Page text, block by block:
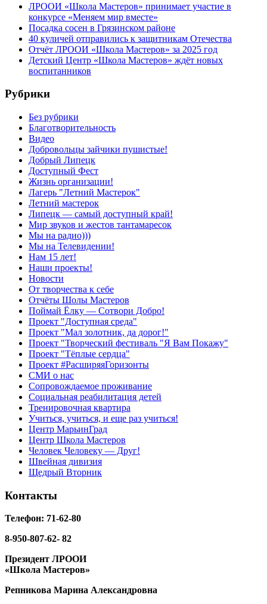
ЛРООИ «Школа Мастеров» принимает участие в
конкурсе «Меняем мир вместе»
Посадка сосен в Грязинском районе
40 куличей отправились к защитникам Отечества
Отчёт ЛРООИ «Школа Мастеров» за 2025 год
Детский Центр «Школа Мастеров» ждёт новых
воспитанников
Рубрики
Без рубрики
Благотворительность
Видео
Добровольцы зайчики пушистые!
Добрый Липецк
Доступный Фест
Жизнь организации!
Лагерь "Летний Мастерок"
Летний мастерок
Липецк — самый доступный край!
Мир звуков и жестов тантамаресок
Мы на радио)))
Мы на Телевидении!
Нам 15 лет!
Наши проекты!
Новости
От творчества к себе
Отчёты Шолы Мастеров
Поймай Ёлку — Сотвори Добро!
Проект "Доступная среда"
Проект "Мал золотник, да дорог!"
Проект "Творческий фестиваль "Я Вам Покажу"
Проект "Тёплые сердца"
Проект #РасширяяГоризонты
СМИ о нас
Сопровождаемое проживание
Социальная реабилитация детей
Тренировочная квартира
Учиться, учиться, и еще раз учиться!
Центр МарьинГрад
Центр Школа Мастеров
Человек Человеку — Друг!
Швейная дивизия
Щедрый Вторник
Контакты
Телефон: 71-62-80
8-950-807-62- 82
Президент ЛРООИ
«Школа Мастеров»
Репникова Марина Александровна